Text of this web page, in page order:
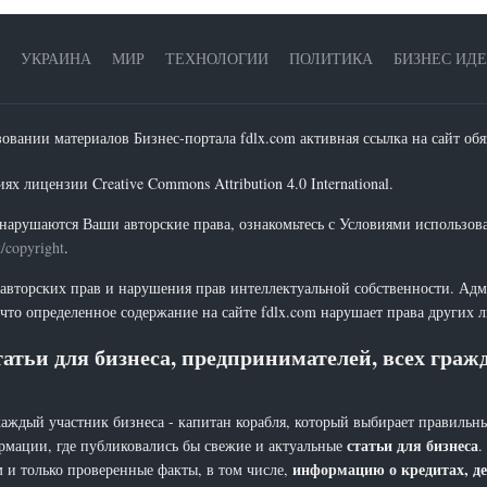
УКРАИНА МИР ТЕХНОЛОГИИ ПОЛИТИКА БИЗНЕС
материалов Бизнес-портала fdlx.com активная ссылка на сайт
лицензии Creative Commons Attribution 4.0 International.
Ваши авторские права, ознакомьтесь с Условиями
copyright.
прав и нарушения прав интеллектуальной собственности.
определенное содержание на сайте fdlx.com нарушает права других
для бизнеса, предпринимателей, всех
участник бизнеса - капитан корабля, который выбирает
где публиковались бы свежие и актуальные статьи для бизнеса.
только проверенные факты, в том числе, информацию о кредитах,